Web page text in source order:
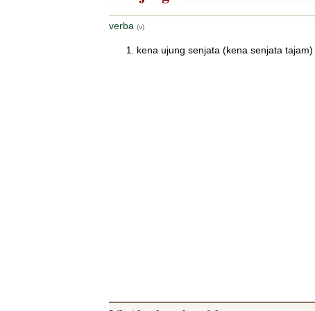
verba (v)
kena ujung senjata (kena senjata tajam)